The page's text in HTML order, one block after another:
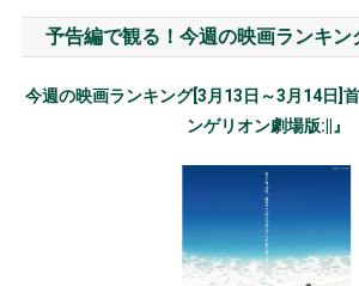
予告編で観る！今週の映画ランキン
今週の映画ランキング[3月13日～3月14日]
ンゲリオン劇場版:||』